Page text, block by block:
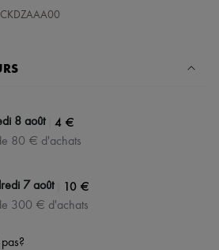
8 août 4 €
80 € d'achats
7 août 10 €
300 € d'achats